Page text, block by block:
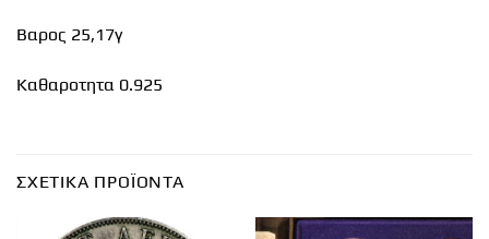
Βαρος 25,17γ
Καθαροτητα 0.925
ΣΧΕΤΙΚΆ ΠΡΟΪΌΝΤΑ